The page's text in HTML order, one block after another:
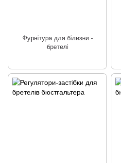
Фурнітура для білизни -
бретелі